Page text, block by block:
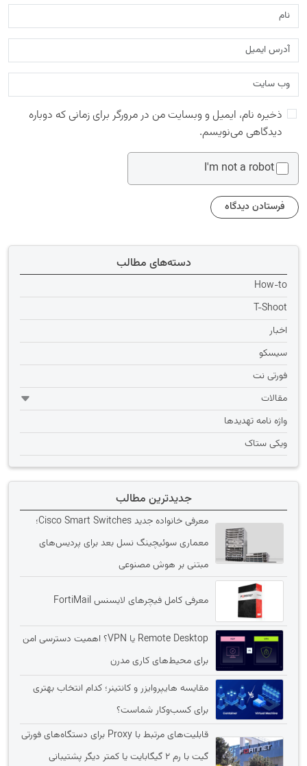
ذخیره نام، ایمیل و وبسایت من در مرورگر برای زمانی که دوباره
دیدگاهی می‌نویسم.
I'm not a robot
دسته‌های مطالب
How-to
T-Shoot
اخبار
سیسکو
فورتی نت
مقالات
واژه نامه تهديدها
ویکی ستاک
جدیدترین مطالب
معرفی خانواده جدید Cisco Smart Switches؛
معماری سوئیچینگ نسل بعد برای پردیس‌های
مبتنی بر هوش مصنوعی
معرفی کامل فیچرهای لایسنس FortiMail
Remote Desktop یا VPN؟ اهمیت دسترسی امن
برای محیط‌های کاری مدرن
مقایسه هایپروایزر و کانتینر؛ کدام انتخاب بهتری
برای کسب‌وکار شماست؟
قابلیت‌های مرتبط با Proxy برای دستگاه‌های فورتی
گیت با رم 2 گیگابایت یا کمتر دیگر پشتیبانی